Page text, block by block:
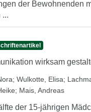
der Bewohnenden
...
wirksam
; Wulkotte, Elisa;
; Mais, Andreas
der 15-jährigen